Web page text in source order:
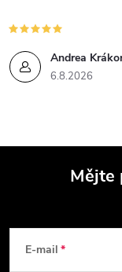
Andrea
6.8.2026
Mějte
E-mail